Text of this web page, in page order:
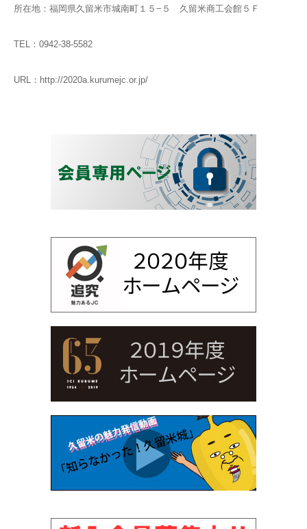
所在地：福岡県久留米市城南町１５−５ 久留米商工会館５Ｆ
TEL：0942-38-5582
URL：http://2020a.kurumejc.or.jp/